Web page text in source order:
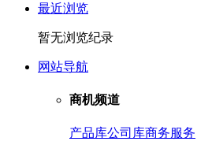
最近浏览
暂无浏览纪录
网站导航
商机频道
产品库公司库商务服务